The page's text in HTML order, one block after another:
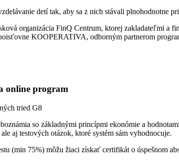
detí tak, aby sa z nich stávali plnohodnotne
organizácia FinQ Centrum, ktorej zakladateľmi a
KOOPERATIVA, odborným partnerom
online program
tried G8
so základnými princípmi ekonómie a
aj testových otázok, ktoré systém sám vyhodnocuje.
(min 75%) môžu žiaci získať certifikát o úspešnom